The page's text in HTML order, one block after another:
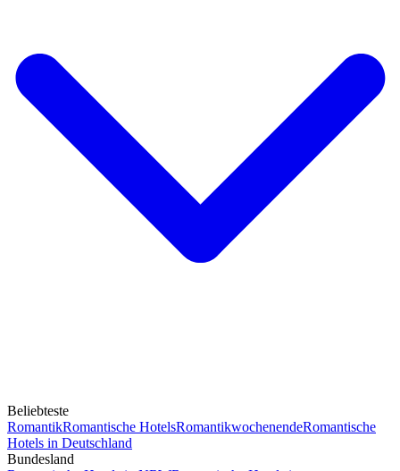
Beliebteste
RomantikRomantische HotelsRomantikwochenendeRomantische
Hotels in Deutschland
Bundesland